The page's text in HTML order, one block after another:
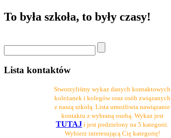
To była szkoła, to były czasy!
Lista kontaktów
Stworzyliśmy wykaz danych kontaktowych
koleżanek i kolegów oraz osób związanych
z naszą szkołą. Lista umożliwia nawiązanie
kontaktu z wybraną osobą. Wykaz jest
TUTAJ i jest podzielony na 5 kategorii.
Wybierz interesującą Cię kategorię!